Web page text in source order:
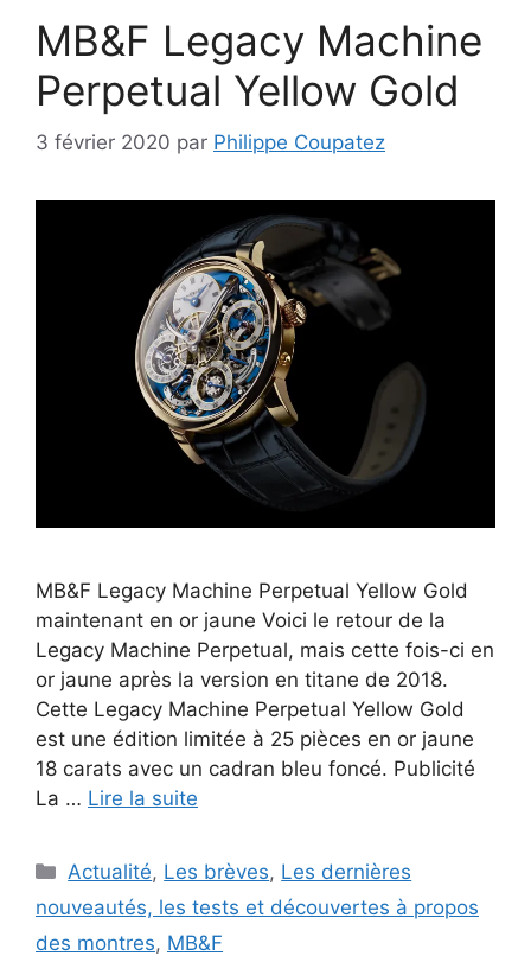
MB&F Legacy Machine
Perpetual Yellow Gold
3 février 2020 par Philippe Coupatez
MB&F Legacy Machine Perpetual Yellow Gold
maintenant en or jaune Voici le retour de la
Legacy Machine Perpetual, mais cette fois-ci en
or jaune après la version en titane de 2018.
Cette Legacy Machine Perpetual Yellow Gold
est une édition limitée à 25 pièces en or jaune
18 carats avec un cadran bleu foncé. Publicité
La … Lire la suite
Catégories
Actualité, Les brèves, Les dernières
nouveautés, les tests et découvertes à propos
des montres, MB&F